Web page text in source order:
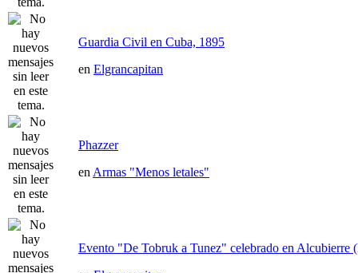
Guardia Civil en Cuba, 1895
en Elgrancapitan
Phazzer
en Armas "Menos letales"
Evento "De Tobruk a Tunez" celebrado en Alcubierre